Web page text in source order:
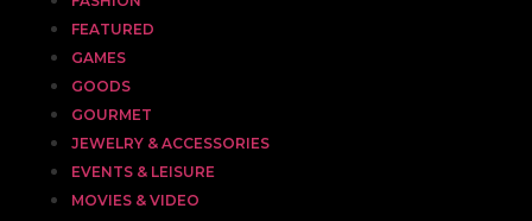
FEATURED
GAMES
GOODS
GOURMET
JEWELRY & ACCESSORIES
EVENTS & LEISURE
MOVIES & VIDEO